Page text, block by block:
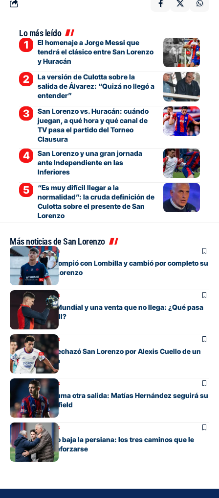
Lo más leído
El homenaje a Jorge Messi que
tendrá el clásico entre San Lorenzo
y Huracán
La versión de Culotta sobre la
salida de Álvarez: “Quizá no llegó a
entender”
San Lorenzo vs. Huracán: cuándo
juegan, a qué hora y qué canal de
TV pasa el partido del Torneo
Clausura
San Lorenzo y una gran jornada
ante Independiente en las
Inferiores
“Es muy difícil llegar a la
normalidad”: la cruda definición de
Culotta sobre el presente de San
Lorenzo
Más noticias de San Lorenzo
Mercado de pases
El juvenil que rompió con Lombilla y cambió por completo su
futuro en San Lorenzo
Mercado de pases
Entre su gran Mundial y una venta que no llega: ¿Qué pasa
con Orlando Gill?
Mercado de pases
La oferta que rechazó San Lorenzo por Alexis Cuello de un
club de España
Mercado de pases
San Lorenzo suma otra salida: Matías Hernández seguirá su
carrera en Banfield
Mercado de pases
San Lorenzo no baja la persiana: los tres caminos que le
quedan para reforzarse